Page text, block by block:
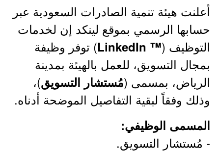
أعلنت هيئة تنمية الصادرات السعودية عبر
حسابها الرسمي بموقع لينكد إن لخدمات
التوظيف (™ LinkedIn
) توفر وظيفة
بمجال التسويق، للعمل بالهيئة بمدينة
الرياض، بمسمى (مُستشار التسويق)،
وذلك وفقاً لبقية التفاصيل الموضحة أدناه.
المسمى الوظيفي:
- مُستشار التسويق.